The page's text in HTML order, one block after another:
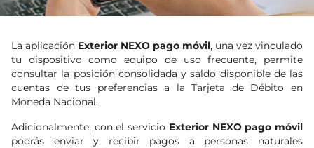
La aplicación Exterior NEXO pago móvil, una vez vinculado
tu dispositivo como equipo de uso frecuente, permite
consultar la posición consolidada y saldo disponible de las
cuentas de tus preferencias a la Tarjeta de Débito en
Moneda Nacional.
Adicionalmente, con el servicio Exterior NEXO pago móvil
podrás enviar y recibir pagos a personas naturales